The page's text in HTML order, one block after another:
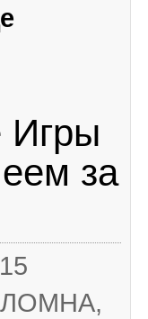
Игры
за
,